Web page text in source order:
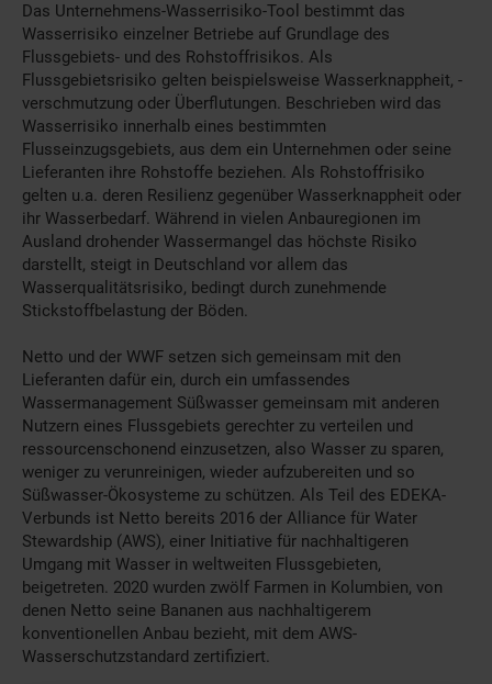
Das Unternehmens-Wasserrisiko-Tool bestimmt das
Wasserrisiko einzelner Betriebe auf Grundlage des
Flussgebiets- und des Rohstoffrisikos. Als
Flussgebietsrisiko gelten beispielsweise Wasserknappheit, -
verschmutzung oder Überflutungen. Beschrieben wird das
Wasserrisiko innerhalb eines bestimmten
Flusseinzugsgebiets, aus dem ein Unternehmen oder seine
Lieferanten ihre Rohstoffe beziehen. Als Rohstoffrisiko
gelten u.a. deren Resilienz gegenüber Wasserknappheit oder
ihr Wasserbedarf. Während in vielen Anbauregionen im
Ausland drohender Wassermangel das höchste Risiko
darstellt, steigt in Deutschland vor allem das
Wasserqualitätsrisiko, bedingt durch zunehmende
Stickstoffbelastung der Böden.
Netto und der WWF setzen sich gemeinsam mit den
Lieferanten dafür ein, durch ein umfassendes
Wassermanagement Süßwasser gemeinsam mit anderen
Nutzern eines Flussgebiets gerechter zu verteilen und
ressourcenschonend einzusetzen, also Wasser zu sparen,
weniger zu verunreinigen, wieder aufzubereiten und so
Süßwasser-Ökosysteme zu schützen. Als Teil des EDEKA-
Verbunds ist Netto bereits 2016 der Alliance für Water
Stewardship (AWS), einer Initiative für nachhaltigeren
Umgang mit Wasser in weltweiten Flussgebieten,
beigetreten. 2020 wurden zwölf Farmen in Kolumbien, von
denen Netto seine Bananen aus nachhaltigerem
konventionellen Anbau bezieht, mit dem AWS-
Wasserschutzstandard zertifiziert.